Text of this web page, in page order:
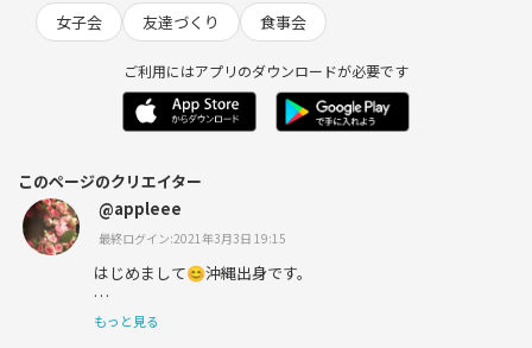
女子会 友達づくり 食事会
ご利用にはアプリのダウンロードが必要です
このページのクリエイター
@appleee
最終ログイン:2021年3月3日 19:15
はじめまして😊沖縄出身です。
名古屋でも気軽に話せるお友達がほしいなと思い登録しま
もっと見る